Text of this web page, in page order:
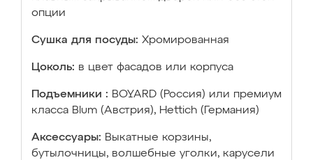
опции
Сушка для посуды: Хромированная
Цоколь: в цвет фасадов или корпуса
Подъемники : BOYARD (Россия) или премиум
класса Blum (Австрия), Hettich (Германия)
Аксессуары: Выкатные корзины,
бутылочницы, волшебные уголки, карусели